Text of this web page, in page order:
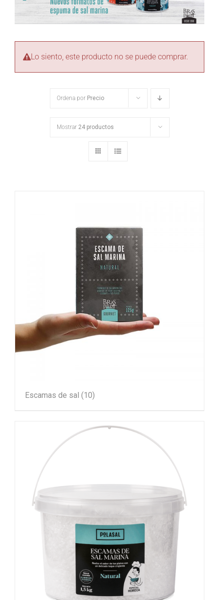
Lo siento, este producto no se puede comprar.
Ordena por Precio
Mostrar 24 productos
Escamas de sal (10)